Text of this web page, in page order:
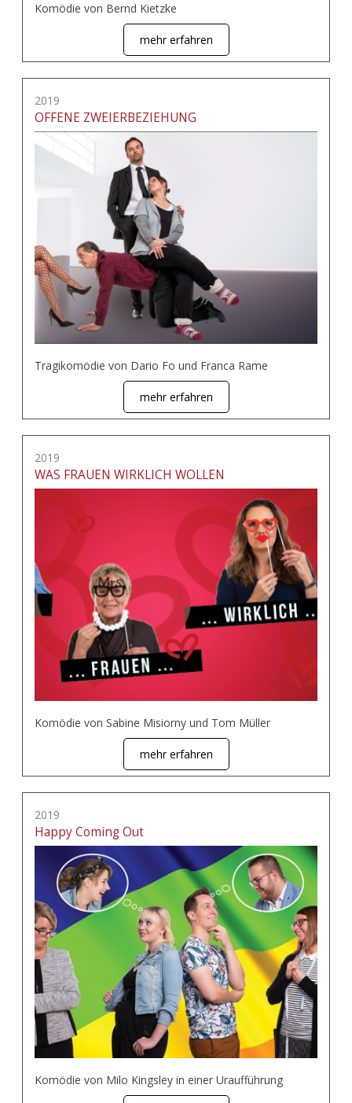
Komödie von Bernd Kietzke
mehr erfahren
2019
OFFENE ZWEIERBEZIEHUNG
Tragikomödie von Dario Fo und Franca Rame
mehr erfahren
2019
WAS FRAUEN WIRKLICH WOLLEN
Komödie von Sabine Misiorny und Tom Müller
mehr erfahren
2019
Happy Coming Out
Komödie von Milo Kingsley in einer Uraufführung